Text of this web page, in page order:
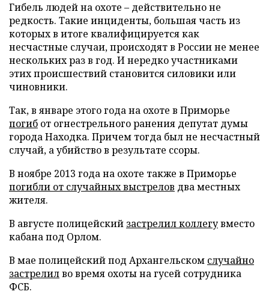
Гибель людей на охоте – действительно не
редкость. Такие инциденты, большая часть из
которых в итоге квалифицируется как
несчастные случаи, происходят в России не менее
нескольких раз в год. И нередко участниками
этих происшествий становится силовики или
чиновники.
Так, в январе этого года на охоте в Приморье
погиб от огнестрельного ранения депутат думы
города Находка. Причем тогда был не несчастный
случай, а убийство в результате ссоры.
В ноябре 2013 года на охоте также в Приморье
погибли от случайных выстрелов два местных
жителя.
В августе полицейский застрелил коллегувместо
кабана под Орлом.
В мае полицейский под Архангельском случайно
застрелилво время охоты на гусей сотрудника
ФСБ.